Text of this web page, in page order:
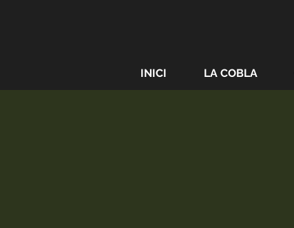
INICI LA COBLA